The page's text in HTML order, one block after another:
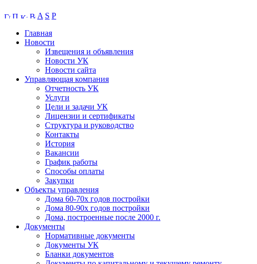
A S P
Главная
Новости
Извещения и объявления
Новости УК
Новости сайта
Управляющая компания
Отчетность УК
Услуги
Цели и задачи УК
Лицензии и сертификаты
Структура и руководство
Контакты
История
Вакансии
График работы
Способы оплаты
Закупки
Объекты управления
Дома 60-70х годов постройки
Дома 80-90х годов постройки
Дома, построенные после 2000 г.
Документы
Нормативные документы
Документы УК
Бланки документов